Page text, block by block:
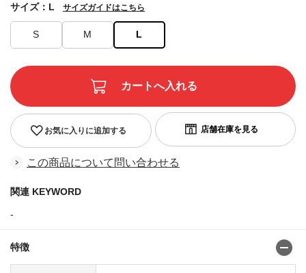
S M L
サイズ：L サイズガイドはこちら
お気に入りに追加する
この商品について問い合わせる
関連 KEYWORD
-
特徴